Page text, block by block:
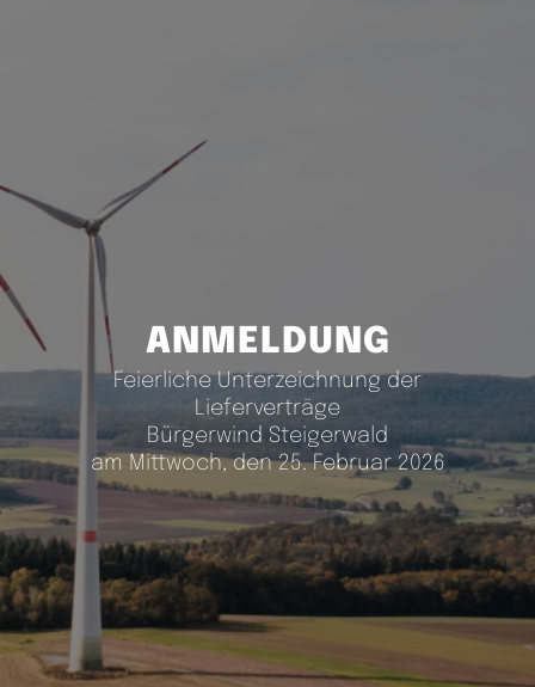
ANMELDUNG
Feierliche Unterzeichnung der
Lieferverträge
Bürgerwind Steigerwald
am Mittwoch, den 25. Februar 2026